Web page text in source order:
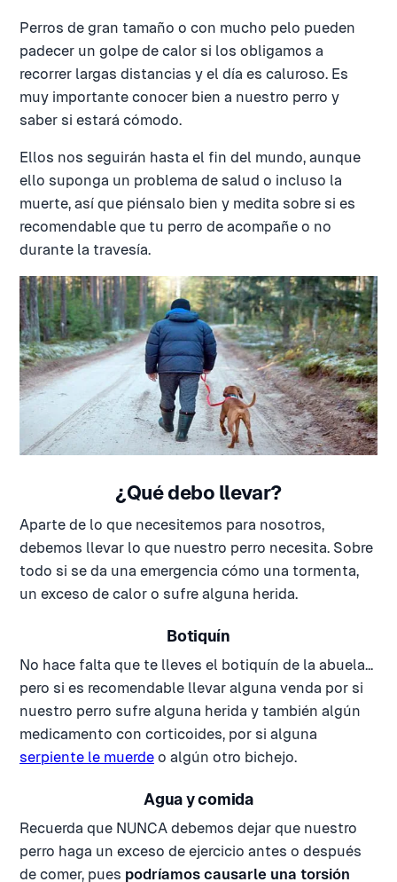
Perros de gran tamaño o con mucho pelo pueden
padecer un golpe de calor si los obligamos a
recorrer largas distancias y el día es caluroso. Es
muy importante conocer bien a nuestro perro y
saber si estará cómodo.
Ellos nos seguirán hasta el fin del mundo, aunque
ello suponga un problema de salud o incluso la
muerte, así que piénsalo bien y medita sobre si es
recomendable que tu perro de acompañe o no
durante la travesía.
¿Qué debo llevar?
Aparte de lo que necesitemos para nosotros,
debemos llevar lo que nuestro perro necesita. Sobre
todo si se da una emergencia cómo una tormenta,
un exceso de calor o sufre alguna herida.
Botiquín
No hace falta que te lleves el botiquín de la abuela...
pero si es recomendable llevar alguna venda por si
nuestro perro sufre alguna herida y también algún
medicamento con corticoides, por si alguna
serpiente le muerde o algún otro bichejo.
Agua y comida
Recuerda que NUNCA debemos dejar que nuestro
perro haga un exceso de ejercicio antes o después
de comer, pues podríamos causarle una torsión